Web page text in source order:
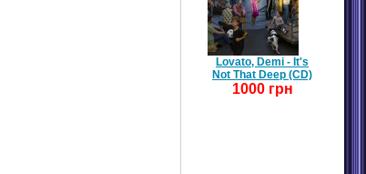
Lovato, Demi - It's
Not That Deep (CD)
1000 грн